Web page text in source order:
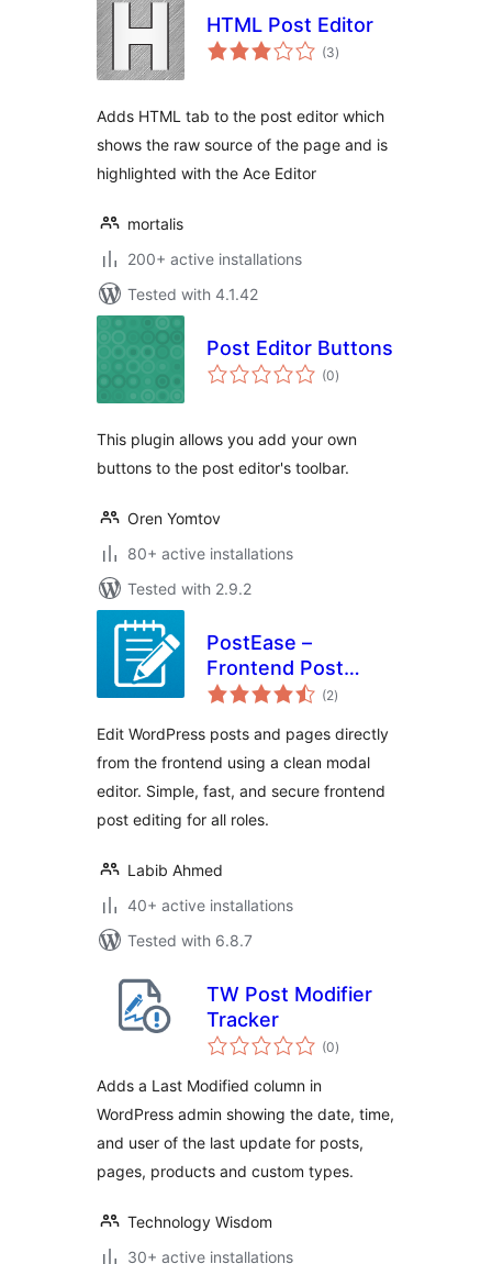
HTML Post Editor
(3total
ratings
)
Adds HTML tab to the post editor which
shows the raw source of the page and is
highlighted with the Ace Editor
mortalis
200+ active installations
Tested with 4.1.42
Post Editor Buttons
(0total
ratings
)
This plugin allows you add your own
buttons to the post editor's toolbar.
Oren Yomtov
80+ active installations
Tested with 2.9.2
PostEase –
Frontend Post
Editor & Inline
WordPress
(2total
ratings
)
Edit WordPress posts and pages directly
from the frontend using a clean modal
editor. Simple, fast, and secure frontend
post editing for all roles.
Labib Ahmed
40+ active installations
Tested with 6.8.7
TW Post Modifier
Tracker
(0total
ratings
)
Adds a Last Modified column in
WordPress admin showing the date, time,
and user of the last update for posts,
pages, products and custom types.
Technology Wisdom
30+ active installations